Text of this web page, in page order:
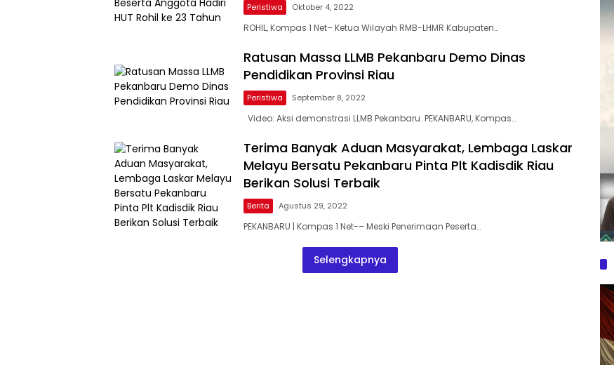
Peristiwa Oktober 4, 2022
ROHIL, Kompas 1 Net– Ketua Wilayah RMB-LHMR Kabupaten…
Ratusan Massa LLMB Pekanbaru Demo Dinas
Pendidikan Provinsi Riau
Peristiwa September 8, 2022
Video: Aksi demonstrasi LLMB Pekanbaru. PEKANBARU, Kompas…
Terima Banyak Aduan Masyarakat, Lembaga Laskar
Melayu Bersatu Pekanbaru Pinta Plt Kadisdik Riau
Berikan Solusi Terbaik
Berita Agustus 29, 2022
PEKANBARU | Kompas 1 Net-– Meski Penerimaan Peserta…
Selengkapnya